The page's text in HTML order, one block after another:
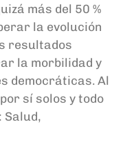
más del 50 %
la evolución
resultados
la morbilidad y
democráticas. Al
sí solos y todo